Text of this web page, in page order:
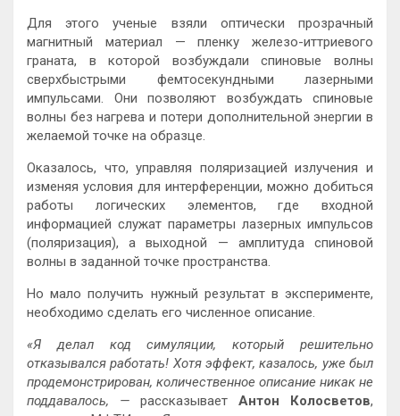
Для этого ученые взяли оптически прозрачный
магнитный материал — пленку железо-иттриевого
граната, в которой возбуждали спиновые волны
сверхбыстрыми фемтосекундными лазерными
импульсами. Они позволяют возбуждать спиновые
волны без нагрева и потери дополнительной энергии в
желаемой точке на образце.
Оказалось, что, управляя поляризацией излучения и
изменяя условия для интерференции, можно добиться
работы логических элементов, где входной
информацией служат параметры лазерных импульсов
(поляризация), а выходной — амплитуда спиновой
волны в заданной точке пространства.
Но мало получить нужный результат в эксперименте,
необходимо сделать его численное описание.
«Я делал код симуляции, который решительно
отказывался работать! Хотя эффект, казалось, уже был
продемонстрирован, количественное описание никак не
поддавалось, — рассказывает Антон Колосветов,